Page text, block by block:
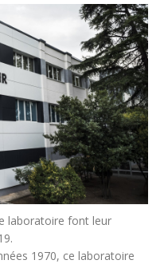
laboratoire font leur
1970, ce laboratoire